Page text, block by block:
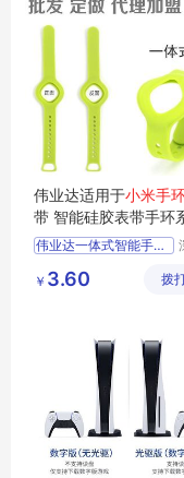
伟业达适用于小米手
带 智能硅胶表带手环
制
伟业达一体式智能手表环
适用于小米手环4
小米手环系列现货批发
￥ 3.60 拨